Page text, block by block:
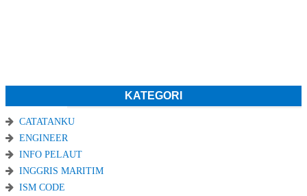
KATEGORI
CATATANKU
ENGINEER
INFO PELAUT
INGGRIS MARITIM
ISM CODE